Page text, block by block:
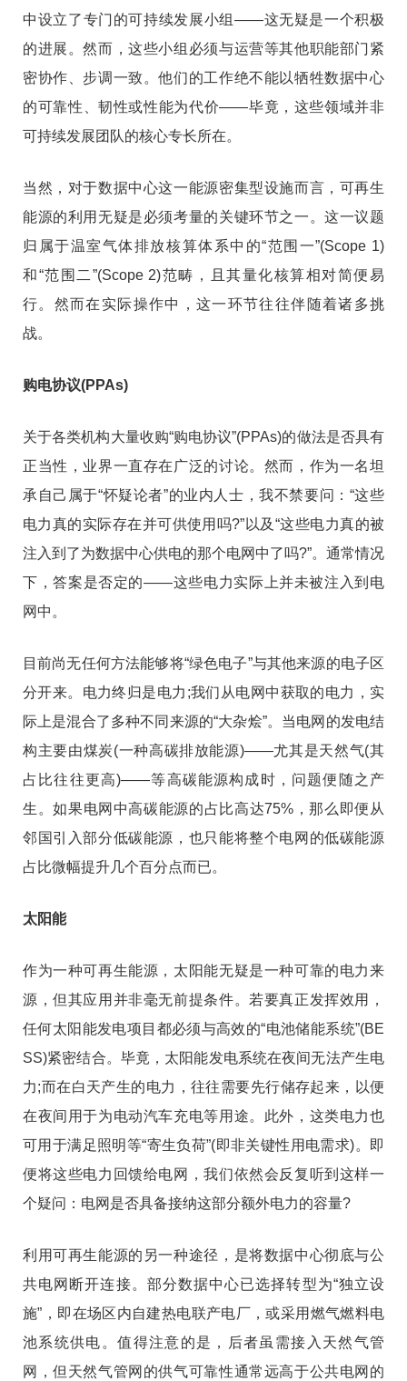
中设立了专门的可持续发展小组——这无疑是一个积极
的进展。然而，这些小组必须与运营等其他职能部门紧
密协作、步调一致。他们的工作绝不能以牺牲数据中心
的可靠性、韧性或性能为代价——毕竟，这些领域并非
可持续发展团队的核心专长所在。
当然，对于数据中心这一能源密集型设施而言，可再生
能源的利用无疑是必须考量的关键环节之一。这一议题
归属于温室气体排放核算体系中的“范围一”(Scope 1)
和“范围二”(Scope 2)范畴，且其量化核算相对简便易
行。然而在实际操作中，这一环节往往伴随着诸多挑
战。
购电协议(PPAs)
关于各类机构大量收购“购电协议”(PPAs)的做法是否具有
正当性，业界一直存在广泛的讨论。然而，作为一名坦
承自己属于“怀疑论者”的业内人士，我不禁要问：“这些
电力真的实际存在并可供使用吗?”以及“这些电力真的被
注入到了为数据中心供电的那个电网中了吗?”。通常情况
下，答案是否定的——这些电力实际上并未被注入到电
网中。
目前尚无任何方法能够将“绿色电子”与其他来源的电子区
分开来。电力终归是电力;我们从电网中获取的电力，实
际上是混合了多种不同来源的“大杂烩”。当电网的发电结
构主要由煤炭(一种高碳排放能源)——尤其是天然气(其
占比往往更高)——等高碳能源构成时，问题便随之产
生。如果电网中高碳能源的占比高达75%，那么即便从
邻国引入部分低碳能源，也只能将整个电网的低碳能源
占比微幅提升几个百分点而已。
太阳能
作为一种可再生能源，太阳能无疑是一种可靠的电力来
源，但其应用并非毫无前提条件。若要真正发挥效用，
任何太阳能发电项目都必须与高效的“电池储能系统”(BE
SS)紧密结合。毕竟，太阳能发电系统在夜间无法产生电
力;而在白天产生的电力，往往需要先行储存起来，以便
在夜间用于为电动汽车充电等用途。此外，这类电力也
可用于满足照明等“寄生负荷”(即非关键性用电需求)。即
便将这些电力回馈给电网，我们依然会反复听到这样一
个疑问：电网是否具备接纳这部分额外电力的容量?
利用可再生能源的另一种途径，是将数据中心彻底与公
共电网断开连接。部分数据中心已选择转型为“独立设
施”，即在场区内自建热电联产电厂，或采用燃气燃料电
池系统供电。值得注意的是，后者虽需接入天然气管
网，但天然气管网的供气可靠性通常远高于公共电网的